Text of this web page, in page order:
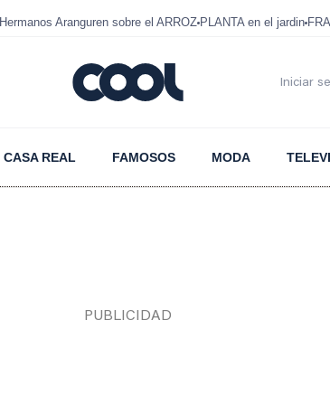
Hermanos Aranguren sobre el ARROZ PLANTA en el jardin
Iniciar
CASA REAL FAMOSOS MODA